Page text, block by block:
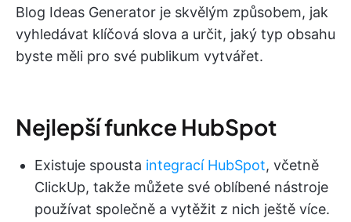
Blog Ideas Generator je skvělým způsobem, jak
vyhledávat klíčová slova a určit, jaký typ obsahu
byste měli pro své publikum vytvářet.
Nejlepší funkce HubSpot
Existuje spousta integrací HubSpot, včetně
ClickUp, takže můžete své oblíbené nástroje
používat společně a vytěžit z nich ještě více.